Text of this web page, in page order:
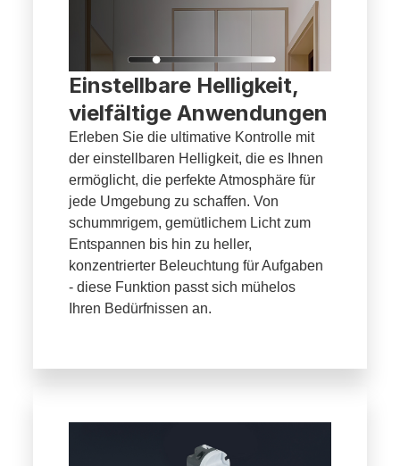
Einstellbare Helligkeit,
vielfältige Anwendungen
Erleben Sie die ultimative Kontrolle mit
der einstellbaren Helligkeit, die es Ihnen
ermöglicht, die perfekte Atmosphäre für
jede Umgebung zu schaffen. Von
schummrigem, gemütlichem Licht zum
Entspannen bis hin zu heller,
konzentrierter Beleuchtung für Aufgaben
- diese Funktion passt sich mühelos
Ihren Bedürfnissen an.